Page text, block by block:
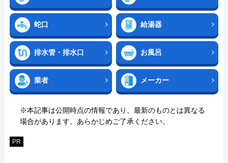
蛇口 給湯器
排水管・排水口 お風呂
業者 メーカー
※本記事は公開時点の情報であり、最新のものとは異なる
場合があります。あらかじめご了承ください。
PR